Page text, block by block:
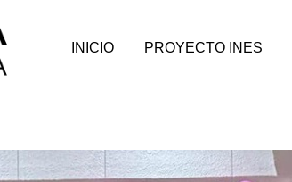
INICIO PROYECTO INES